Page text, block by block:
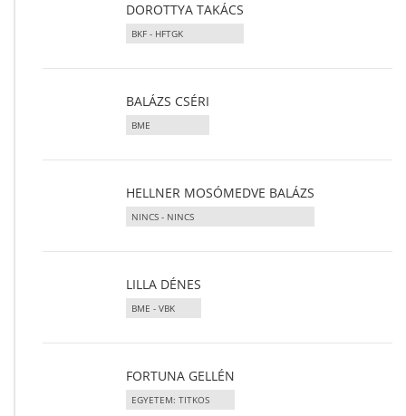
DOROTTYA TAKÁCS
BKF - HFTGK
BALÁZS CSÉRI
BME
HELLNER MOSÓMEDVE BALÁZS
NINCS - NINCS
LILLA DÉNES
BME - VBK
FORTUNA GELLÉN
EGYETEM: TITKOS